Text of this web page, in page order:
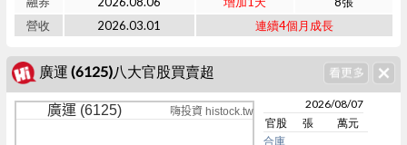
營收
2026.03.01 連續4個月成長
廣運 (6125)八大官股買賣超
廣運 (6125) 嗨投資 histock.tw
2026/08/07
官股
張
萬元
合庫